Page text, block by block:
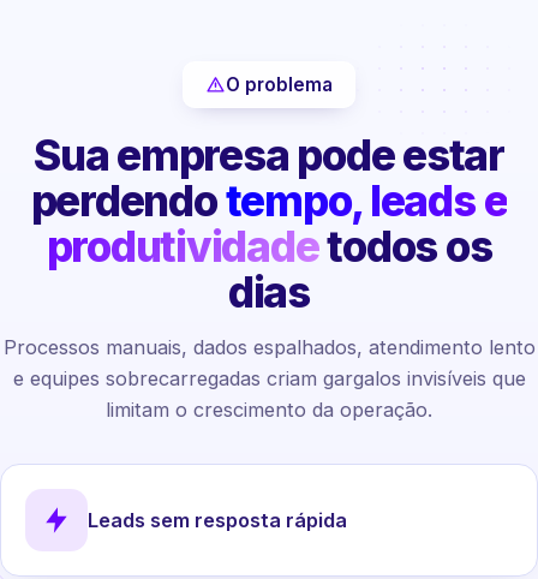
O problema
Sua empresa pode estar
perdendotempo, leads e
produtividadetodos os
dias
Processos manuais, dados espalhados, atendimento lento
e equipes sobrecarregadas criam gargalos invisíveis que
limitam o crescimento da operação.
Leads sem resposta rápida